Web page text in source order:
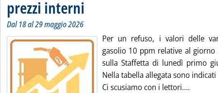
prezzi interni
Dal 18 al 29 maggio 2026
Per un refuso, i valori delle
gasolio 10 ppm relative al
sulla Staffetta di lunedì primo
Nella tabella allegata sono
Ci scusiamo con i lettori....